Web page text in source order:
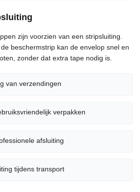
zijn voorzien van een stripsluiting.
beschermstrip kan de envelop snel en
zonder dat extra tape nodig is.
van verzendingen
verpakken
afsluiting
tijdens transport